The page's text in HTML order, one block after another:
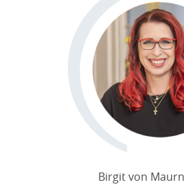
Birgit von